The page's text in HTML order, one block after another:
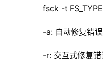
fsck -t FS_TYPE
-a: 自动修复错误
-r: 交互式修复错